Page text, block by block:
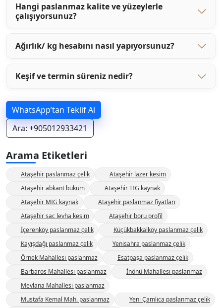
Hangi paslanmaz kalite ve yüzeylerle
çalışıyorsunuz?
Ağırlık/ kg hesabını nasıl yapıyorsunuz?
Keşif ve termin süreniz nedir?
WhatsApp’tan Teklif Al
Ara: +905012933421
Arama Etiketleri
Ataşehir paslanmaz çelik
Ataşehir lazer kesim
Ataşehir abkant büküm
Ataşehir TIG kaynak
Ataşehir MIG kaynak
Ataşehir paslanmaz fiyatları
Ataşehir sac levha kesim
Ataşehir boru profil
İçerenköy paslanmaz çelik
Küçükbakkalköy paslanmaz çelik
Kayışdağı paslanmaz çelik
Yenisahra paslanmaz çelik
Örnek Mahallesi paslanmaz
Esatpaşa paslanmaz çelik
Barbaros Mahallesi paslanmaz
İnönü Mahallesi paslanmaz
Mevlana Mahallesi paslanmaz
Mustafa Kemal Mah. paslanmaz
Yeni Çamlıca paslanmaz çelik